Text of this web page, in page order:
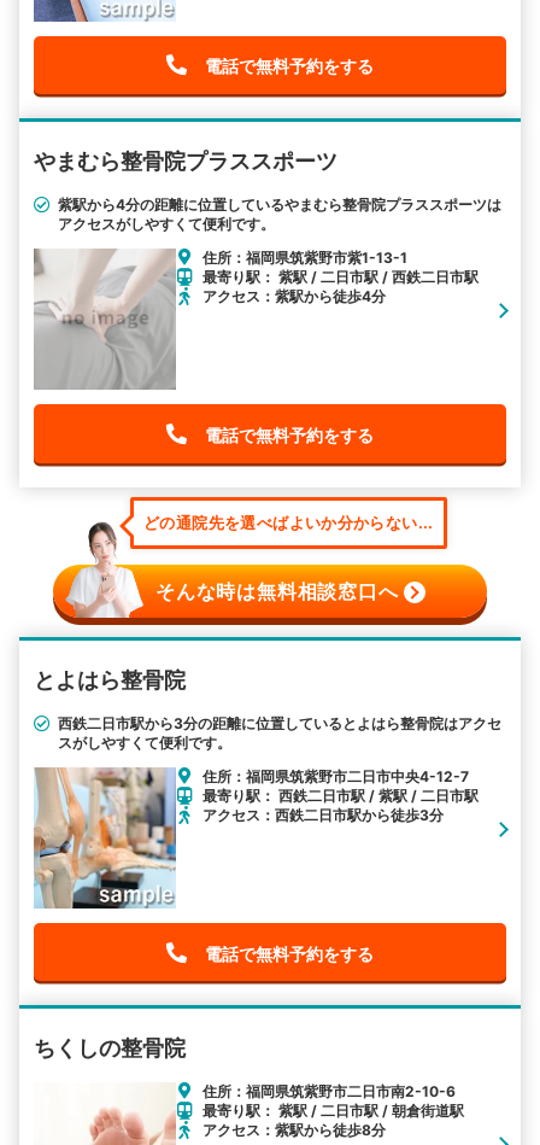
電話で無料予約をする
やまむら整骨院プラススポーツ
紫駅から4分の距離に位置しているやまむら整骨院プラススポーツは
アクセスがしやすくて便利です。
住所：福岡県筑紫野市紫1-13-1
最寄り駅： 紫駅 / 二日市駅 / 西鉄二日市駅
アクセス：紫駅から徒歩4分
電話で無料予約をする
どの通院先を選べばよいか分からない...
そんな時は無料相談窓口へ
とよはら整骨院
西鉄二日市駅から3分の距離に位置しているとよはら整骨院はアクセ
スがしやすくて便利です。
住所：福岡県筑紫野市二日市中央4-12-7
最寄り駅： 西鉄二日市駅 / 紫駅 / 二日市駅
アクセス：西鉄二日市駅から徒歩3分
電話で無料予約をする
ちくしの整骨院
住所：福岡県筑紫野市二日市南2-10-6
最寄り駅： 紫駅 / 二日市駅 / 朝倉街道駅
アクセス：紫駅から徒歩8分